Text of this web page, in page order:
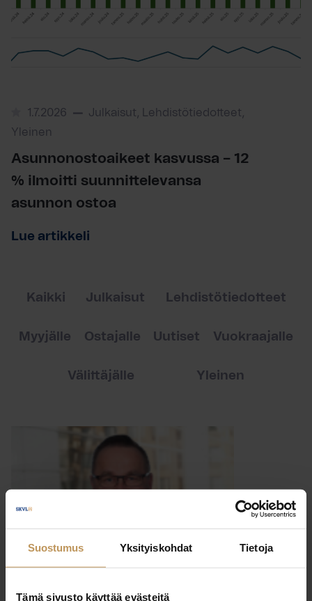
Suostumus Yksityiskohdat Tietoja
Tämä sivusto käyttää evästeitä
1.7.2026
Julkaisut, Lehdistötiedotteet,
Yleinen
Asunnonostoaikeet kasvussa – 12
% ilmoitti suunnittelevansa
asunnon ostoa
Lue artikkeli
Kaikki Julkaisut Lehdistötiedotteet
Myyjälle Ostajalle Uutiset Vuokraajalle
Välittäjälle Yleinen